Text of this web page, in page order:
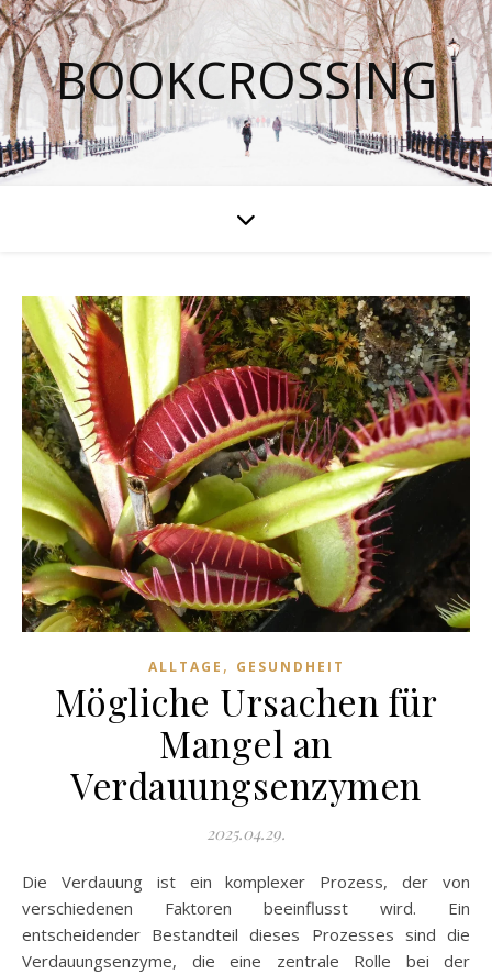
BOOKCROSSING
ALLTAGE , GESUNDHEIT
Mögliche Ursachen für
Mangel an
Verdauungsenzymen
2025.04.29.
Die Verdauung ist ein komplexer Prozess, der von
verschiedenen Faktoren beeinflusst wird. Ein
entscheidender Bestandteil dieses Prozesses sind die
Verdauungsenzyme, die eine zentrale Rolle bei der